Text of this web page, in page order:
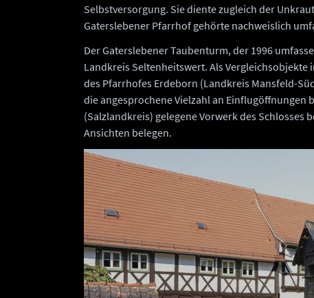
Selbstversorgung. Sie diente zugleich der
Gaterslebener Pfarrhof gehörte nachweislich
Der Gaterslebener Taubenturm, der 1996
Landkreis Seltenheitswert. Als
des Pfarrhofes Erdeborn (Landkreis Mansfeld-
die angesprochene Vielzahl an Einflugöffnungen
(Salzlandkreis) gelegene Vorwerk des
Ansichten belegen.